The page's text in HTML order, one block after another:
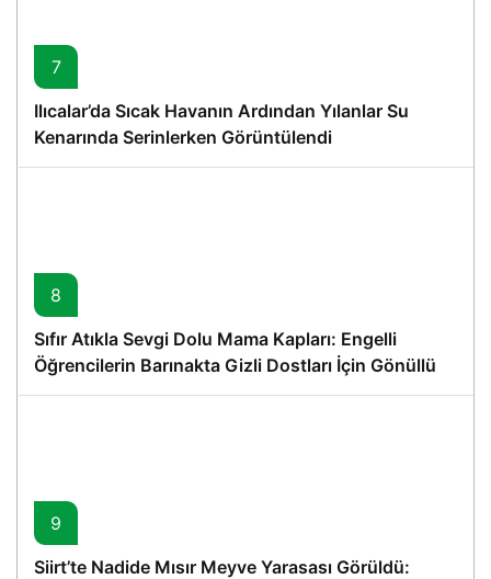
7
Ilıcalar’da Sıcak Havanın Ardından Yılanlar Su
Kenarında Serinlerken Görüntülendi
8
Sıfır Atıkla Sevgi Dolu Mama Kapları: Engelli
Öğrencilerin Barınakta Gizli Dostları İçin Gönüllü
Proje
9
Siirt’te Nadide Mısır Meyve Yarasası Görüldü: